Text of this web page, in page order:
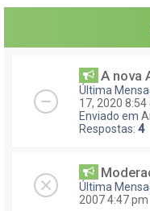
A nova
Última
17, 2020 8:54
Enviado em
Respostas: 4
Última
2007 4:47 pm